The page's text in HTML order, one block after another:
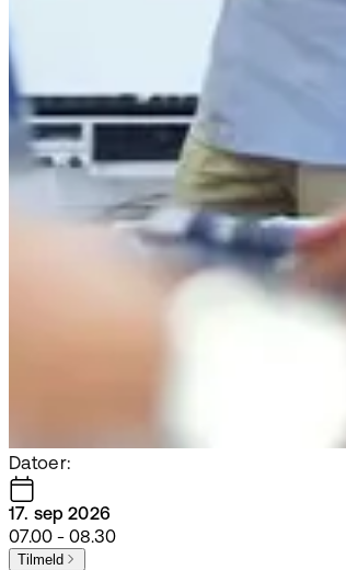
Datoer:
17. sep 2026
07.00 - 08.30
Tilmeld